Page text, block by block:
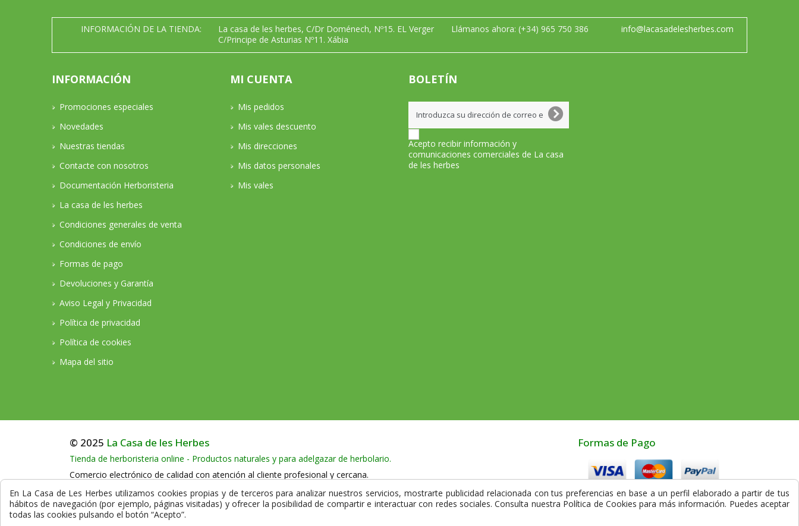
INFORMACIÓN DE LA TIENDA:
La casa de les herbes, C/Dr Doménech, Nº15. EL Verger
C/Principe de Asturias Nº11. Xábia
Llámanos ahora: (+34) 965 750 386 info@lacasadelesherbes.com
INFORMACIÓN
Promociones especiales
Novedades
Nuestras tiendas
Contacte con nosotros
Documentación Herboristeria
La casa de les herbes
Condiciones generales de venta
Condiciones de envío
Formas de pago
Devoluciones y Garantía
Aviso Legal y Privacidad
Política de privacidad
Política de cookies
Mapa del sitio
MI CUENTA
Mis pedidos
Mis vales descuento
Mis direcciones
Mis datos personales
Mis vales
BOLETÍN
Acepto recibir información y
comunicaciones comerciales de La casa
de les herbes
© 2025 La Casa de les Herbes
Tienda de herboristeria online - Productos naturales y para adelgazar de herbolario.
Comercio electrónico de calidad con atención al cliente profesional y cercana.
La compra en nuestra herboristería está protegida y utiliza certificado de seguridad SSL que garantiza la privacidad de los
datos que se transmiten durante el proceso de compra.
Formas de Pago
Compra Segura
En La Casa de Les Herbes utilizamos cookies propias y de terceros para analizar nuestros servicios, mostrarte publicidad relacionada con tus preferencias en base a un perfil elaborado a partir de tus
hábitos de navegación (por ejemplo, páginas visitadas) y ofrecer la posibilidad de compartir e interactuar con redes sociales. Consulta nuestra Política de Cookies para más información. Puedes aceptar
todas las cookies pulsando el botón “Acepto”.